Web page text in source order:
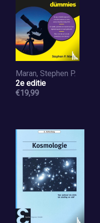
Maran, Stephen P.
2e editie
€19,99